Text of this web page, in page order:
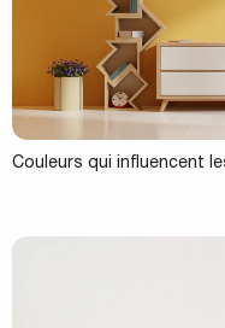
Couleurs qui influencent